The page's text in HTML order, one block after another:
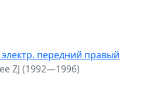
передний правый
ZJ (1992—1996)